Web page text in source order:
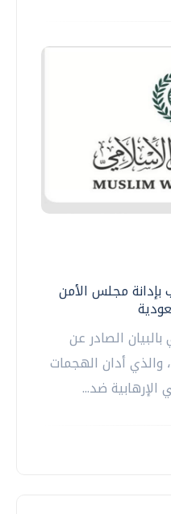
بإدانة مجلس الأمن
الصادر عن
أدان الهجمات
ضد...